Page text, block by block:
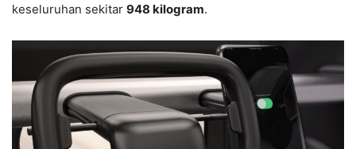
keseluruhan sekitar 948 kilogram.